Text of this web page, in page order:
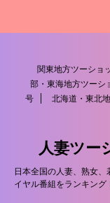
関東地方ツーショ
部・東海地方ツーシ
号
北海道・東北
人妻ツー
日本全国の人妻、熟女
イヤル番組をランキング